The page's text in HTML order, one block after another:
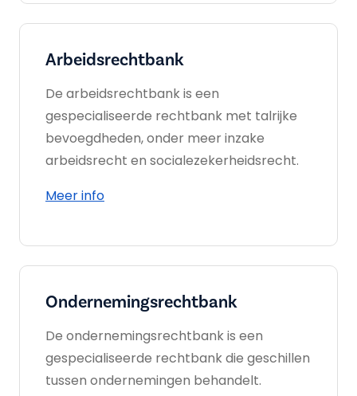
Arbeids­rechtbank
De arbeidsrechtbank is een
gespecialiseerde rechtbank met talrijke
bevoegdheden, onder meer inzake
arbeidsrecht en socialezekerheidsrecht.
Meer info
Ondernemings­rechtbank
De ondernemingsrechtbank is een
gespecialiseerde rechtbank die geschillen
tussen ondernemingen behandelt.